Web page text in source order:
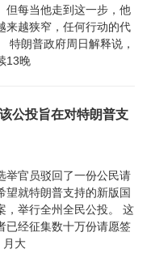
但每当他走到这一步，他
来越狭窄，任何行动的代
特朗普政府周日解释说，
13晚
公投旨在对特朗普支
举官员驳回了一份公民请
望就特朗普支持的新版国
，举行全州全民公投。 这
已经征集数十万份请愿签
月大